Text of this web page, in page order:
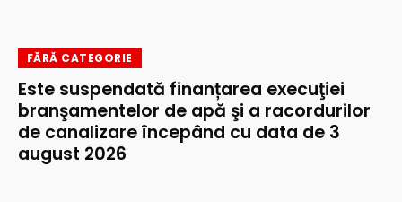
FĂRĂ CATEGORIE
Este suspendată finanțarea execuţiei
branşamentelor de apă şi a racordurilor
de canalizare începând cu data de 3
august 2026